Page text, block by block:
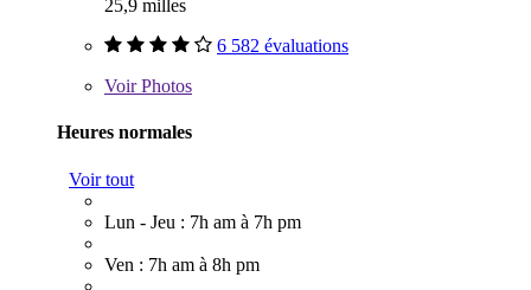
25,9 milles
6 582 évaluations
VoirPhotos
Heures normales
Voir tout
Lun - Jeu : 7h am à 7h pm
Ven : 7h am à 8h pm